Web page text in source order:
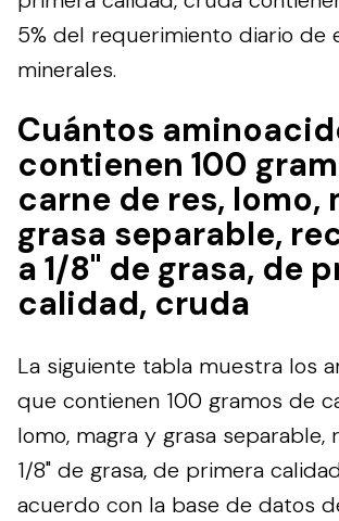
5% del requerimiento diario de
minerales.
Cuántos
contienen 100
carne de res, lomo,
grasa separable,
a 1/8" de grasa, de
calidad, cruda
La siguiente tabla muestra los
que contienen 100 gramos de
lomo, magra y grasa separable,
1/8" de grasa, de primera
acuerdo con la base de datos